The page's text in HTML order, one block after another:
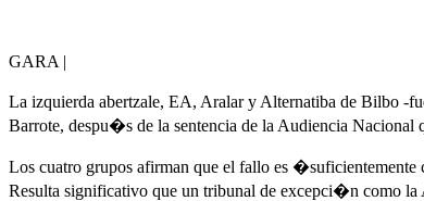
GARA |
La izquierda abertzale, EA, Aralar y Alternatiba de Bilbo -
Barrote, despu�s de la sentencia de la Audiencia
Los cuatro grupos afirman que el fallo es
Resulta significativo que un tribunal de excepci�n como